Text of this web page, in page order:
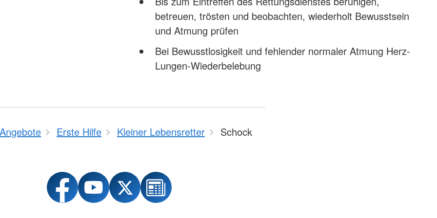
betreuen, trösten und beobachten, wiederholt Bewusstsein
und Atmung prüfen
Bei Bewusstlosigkeit und fehlender normaler Atmung Herz-
Lungen-Wiederbelebung
Angebote Erste Hilfe Kleiner Lebensretter Schock